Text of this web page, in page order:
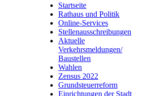
Startseite
Rathaus und Politik
Online-Services
Stellenausschreibungen
Aktuelle
Verkehrsmeldungen/
Baustellen
Wahlen
Zensus 2022
Grundsteuerreform
Einrichtungen der Stadt